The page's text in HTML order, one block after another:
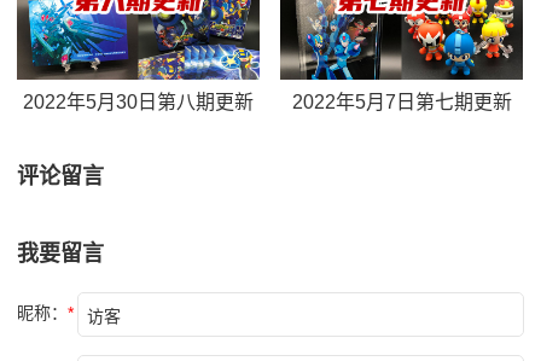
2022年5月30日第八期更新 2022年5月7日第七期更新
评论留言
我要留言
昵称： *